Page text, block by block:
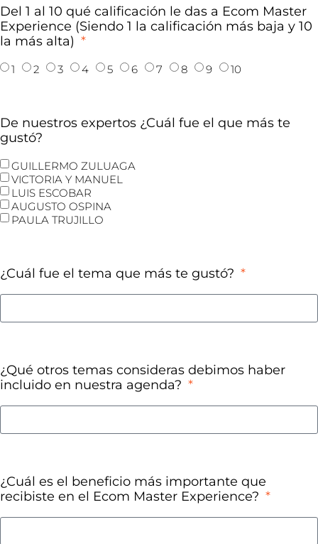
Del 1 al 10 qué calificación le das a Ecom Master
Experience (Siendo 1 la calificación más baja y 10
la más alta)
1 2 3 4 5 6 7 8 9 10
De nuestros expertos ¿Cuál fue el que más te
gustó?
GUILLERMO ZULUAGA
VICTORIA Y MANUEL
LUIS ESCOBAR
AUGUSTO OSPINA
PAULA TRUJILLO
¿Cuál fue el tema que más te gustó?
¿Qué otros temas consideras debimos haber
incluido en nuestra agenda?
¿Cuál es el beneficio más importante que
recibiste en el Ecom Master Experience?